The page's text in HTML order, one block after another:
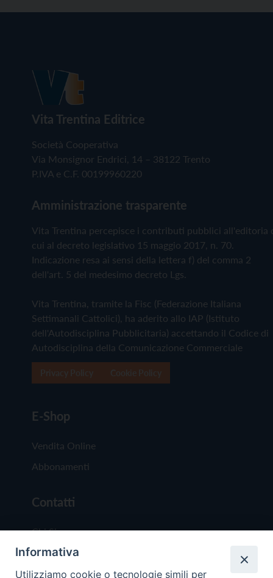
Vita Trentina Editrice
Società Cooperativa
Via Monsignor Endrici, 14 – 38122 Trento
P.IVA e C.F. 00199960220
Amministrazione trasparente
Vita Trentina percepisce i contributi pubblici all'editoria
cui al decreto legislativo 15 maggio 2017, n. 70.
Indicazione resa ai sensi della lettera f) del comma 2
dell'art. 5 del medesimo decreto Lgs.
Vita Trentina, tramite la Fisc (Federazione Italiana
Settimanali Cattolici), ha aderito allo IAP (Istituto
dell'Autodisciplina Pubblicitaria) accettando il Codice di
Autodisciplina della Comunicazione Commerciale
E-Shop
Vendita Online
Abbonamenti
Contatti
Chi Siamo
Redazione
Scrivici
Informativa
Utilizziamo cookie o tecnologie simili per